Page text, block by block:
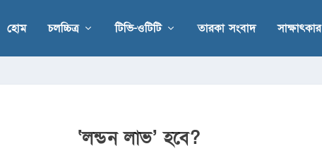
হোম চলচ্চিত্র টিভি-ওটিটি তারকা সংবাদ সাক্ষাৎকার
‘লন্ডন লাভ’ হবে?